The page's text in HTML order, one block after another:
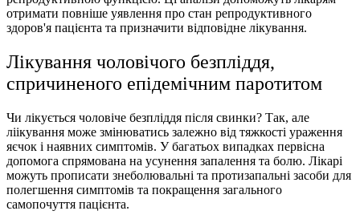
отримати повніше уявлення про стан репродуктивного
здоров'я пацієнта та призначити відповідне лікування.
Лікування чоловічого безпліддя,
спричиненого епідемічним паротитом
Чи лікується чоловіче безпліддя після свинки? Так, але
ліікування може змінюватись залежно від тяжкості ураження
яєчок і наявних симптомів. У багатьох випадках первісна
допомога спрямована на усунення запалення та болю. Лікарі
можуть прописати знеболювальні та протизапальні засоби для
полегшення симптомів та покращення загального
самопочуття пацієнта.